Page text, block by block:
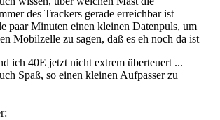
des Trackers gerade erreichbar ist
paar Minuten einen kleinen Datenpuls, um
Mobilzelle zu sagen, daß es eh noch da ist
ich 40E jetzt nicht extrem überteuert ...
Spaß, so einen kleinen Aufpasser zu